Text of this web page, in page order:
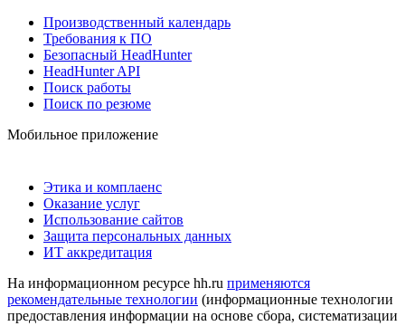
Производственный календарь
Требования к ПО
Безопасный HeadHunter
HeadHunter API
Поиск работы
Поиск по резюме
Мобильное приложение
Этика и комплаенс
Оказание услуг
Использование сайтов
Защита персональных данных
ИТ аккредитация
На информационном ресурсе hh.ru применяются
рекомендательные технологии (информационные технологии
предоставления информации на основе сбора, систематизации